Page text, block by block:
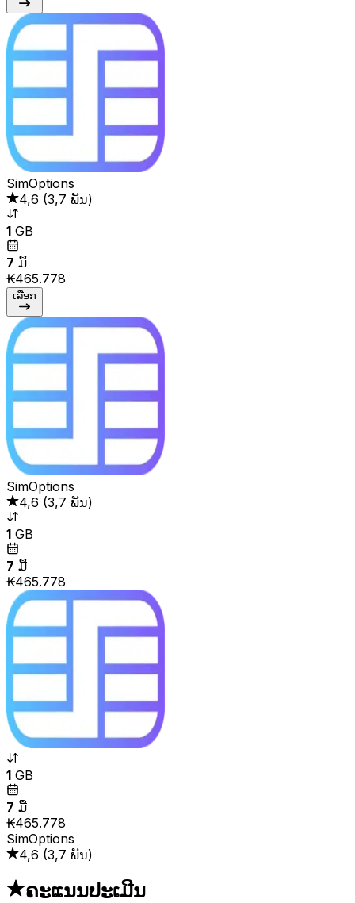
SimOptions
4,6 (3,7 ພັນ)
1 GB
7 ມື້
₭465.778
ເລືອກ
SimOptions
4,6 (3,7 ພັນ)
1 GB
7 ມື້
₭465.778
1 GB
7 ມື້
₭465.778
SimOptions
4,6 (3,7 ພັນ)
ຄະແນນປະເມີນ